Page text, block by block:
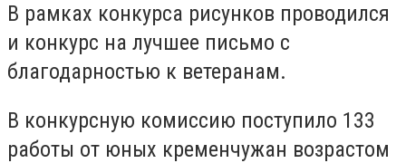
В рамках конкурса рисунков проводился
и конкурс на лучшее письмо с
благодарностью к ветеранам.
В конкурсную комиссию поступило 133
работы от юных кременчужан возрастом